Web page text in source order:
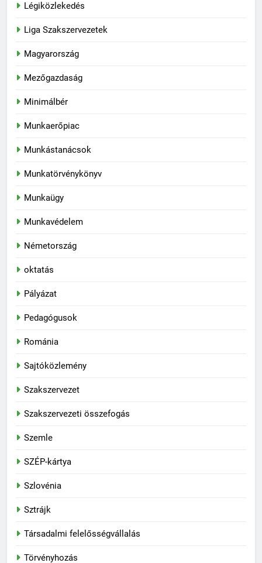
Légiközlekedés
Liga Szakszervezetek
Magyarország
Mezőgazdaság
Minimálbér
Munkaerőpiac
Munkástanácsok
Munkatörvénykönyv
Munkaügy
Munkavédelem
Németország
oktatás
Pályázat
Pedagógusok
Románia
Sajtóközlemény
Szakszervezet
Szakszervezeti összefogás
Szemle
SZÉP-kártya
Szlovénia
Sztrájk
Társadalmi felelősségvállalás
Törvényhozás